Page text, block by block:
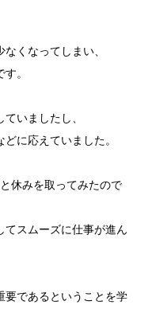
くなってしまい、
。
いましたし、
に応えていました。
休みを取ってみたので
てスムーズに仕事が進ん
要であるということを学